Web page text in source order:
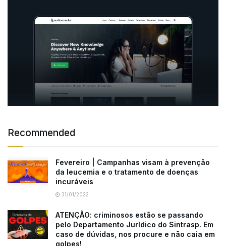
Recommended
Fevereiro | Campanhas visam à prevenção
da leucemia e o tratamento de doenças
incuráveis
31/01/2022
ATENÇÃO: criminosos estão se passando
pelo Departamento Jurídico do Sintrasp. Em
caso de dúvidas, nos procure e não caia em
golpes!